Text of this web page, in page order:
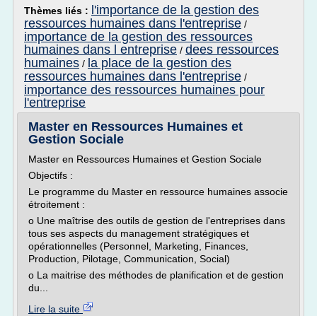
Thèmes liés :
l'importance de la gestion des
ressources humaines dans l'entreprise /
importance de la gestion des ressources
humaines dans l entreprise / dees ressources
humaines / la place de la gestion des
ressources humaines dans l'entreprise /
importance des ressources humaines pour
l'entreprise
Master en Ressources Humaines et
Gestion Sociale
Master en Ressources Humaines et Gestion Sociale
Objectifs :
Le programme du Master en ressource humaines associe
étroitement :
o Une maîtrise des outils de gestion de l'entreprises dans
tous ses aspects du management stratégiques et
opérationnelles (Personnel, Marketing, Finances,
Production, Pilotage, Communication, Social)
o La maitrise des méthodes de planification et de gestion
du...
Lire la suite